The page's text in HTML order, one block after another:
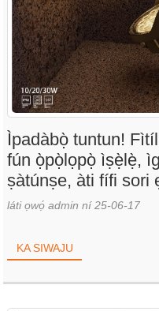
Ìpadàbọ̀ tuntun!
fún ọ̀pọ̀lọpọ̀ ìṣẹ̀lẹ̀,
ṣàtúnṣe, àti fífi sori
láti ọwọ́ admin ní 25-06-17
KA SIWAJU